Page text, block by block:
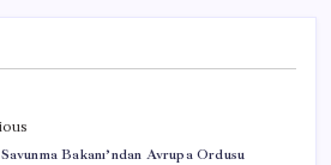
Bakanı’ndan Avrupa Ordusu